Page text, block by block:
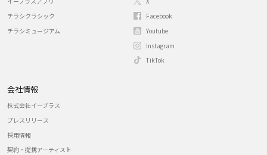
チラシクラシック
チラシミュージアム
Facebook
Youtube
Instagram
TikTok
会社情報
株式会社イープラス
プレスリリース
採用情報
契約・提携アーティスト